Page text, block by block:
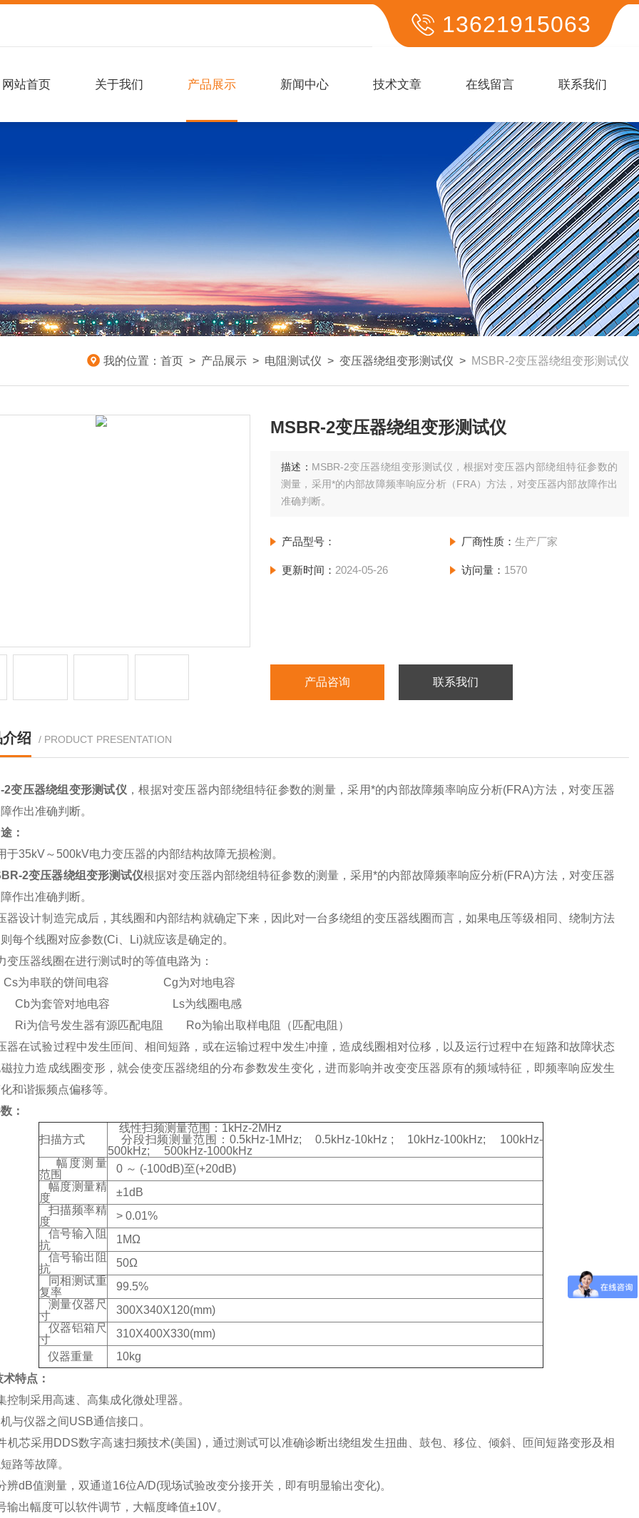
13621915063
网站首页 关于我们 产品展示 新闻中心 技术文章 在线留言 联系我们
我的位置： 首页 > 产品展示 > 电阻测试仪 > 变压器绕组变形测试仪 > MSBR-2变压器绕组变形测试仪
MSBR-2变压器绕组变形测试仪
描述： MSBR-2变压器绕组变形测试仪，根据对变压器内部绕组特征参数的
测量，采用*的内部故障频率响应分析（FRA）方法，对变压器内部故障作出
准确判断。
产品型号： 厂商性质： 生产厂家
更新时间： 2024-05-26 访问量： 1570
产品咨询 联系我们
绍 / PRODUCT PRESENTATION
2变压器绕组变形测试仪 ，根据对变压器内部绕组特征参数的测量，采用*的内部故障频率响应分析(FRA)方法，对变压器
作出准确判断。
：
于35kV～500kV电力变压器的内部结构故障无损检测。
2变压器绕组变形测试仪根据对变压器内部绕组特征参数的测量，采用*的内部故障频率响应分析(FRA)方法，对变压器
作出准确判断。
器设计制造完成后，其线圈和内部结构就确定下来，因此对一台多绕组的变压器线圈而言，如果电压等级相同、绕制方法
每个线圈对应参数(Ci、Li)就应该是确定的。
变压器线圈在进行测试时的等值电路为：
Cs为串联的饼间电容 Cg为对地电容
套管对地电容 Ls为线圈电感
号发生器有源匹配电阻 Ro为输出取样电阻（匹配电阻）
器在试验过程中发生匝间、相间短路，或在运输过程中发生冲撞，造成线圈相对位移，以及运行过程中在短路和故障状态
拉力造成线圈变形，就会使变压器绕组的分布参数发生变化，进而影响并改变变压器原有的频域特征，即频率响应发生
和谐振频点偏移等。
：
扫描方式
线性扫频测量范围：1kHz-2MHz
分段扫频测量范围：0.5kHz-1MHz; 0.5kHz-10kHz ; 10kHz-100kHz; 100kHz-
500kHz; 500kHz-1000kHz
幅度测量
范围
0 ～ (-100dB)至(+20dB)
幅度测量精
度
±1dB
扫描频率精
度
> 0.01%
信号输入阻
抗
1MΩ
信号输出阻
抗
50Ω
同相测试重
复率
99.5%
测量仪器尺
寸
300X340X120(mm)
仪器铝箱尺
寸
310X400X330(mm)
仪器重量
10kg
特点：
控制采用高速、高集成化微处理器。
与仪器之间USB通信接口。
机芯采用DDS数字高速扫频技术(美国)，通过测试可以准确诊断出绕组发生扭曲、鼓包、移位、倾斜、匝间短路变形及相
路等故障。
辨dB值测量，双通道16位A/D(现场试验改变分接开关，即有明显输出变化)。
输出幅度可以软件调节，大幅度峰值±10V。